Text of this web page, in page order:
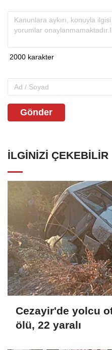
Gönder
İLGINIZI ÇEKEBILIR
Cezayir'de yolcu
ölü, 22 yaralı